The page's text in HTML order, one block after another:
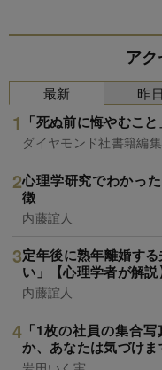
ア
最新
「死ぬ前に悔やむこ
ダイヤモンド社書籍編
心理学研究でわかっ
徴
内藤誼人
定年後に熟年離婚す
い」【心理学者が解説
内藤誼人
「1枚の社員の集合
か、あなたは気づけま
昨日